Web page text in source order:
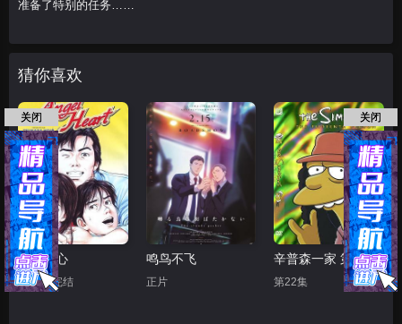
准备了特别的任务……
猜你喜欢
天使之心
第50集完结
鸣鸟不飞
正片
辛普森一家 第十五季
第22集
关闭 关闭